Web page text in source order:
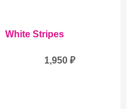
White Stripes
1,950₽